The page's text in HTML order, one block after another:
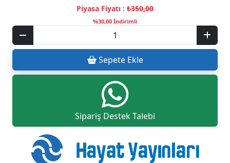
Piyasa Fiyatı : ₺350,00
%30,00 İndirimli
Sepete Ekle
Sipariş Destek Talebi